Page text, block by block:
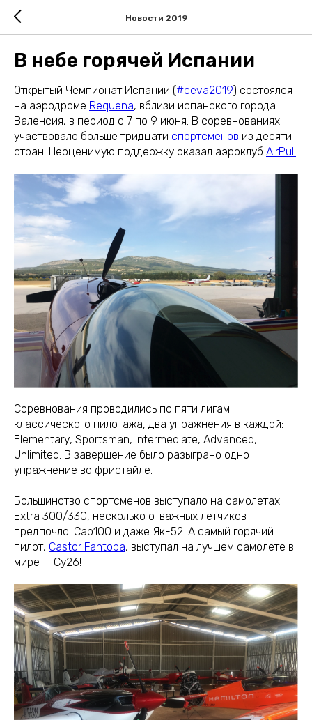
Новости 2019
В небе горячей Испании
Открытый Чемпионат Испании (#ceva2019) состоялся
на аэродроме Requena, вблизи испанского города
Валенсия, в период с 7 по 9 июня. В соревнованиях
участвовало больше тридцати спортсменов из десяти
стран. Неоценимую поддержку оказал аэроклуб AirPull.
Соревнования проводились по пяти лигам
классического пилотажа, два упражнения в каждой:
Elementary, Sportsman, Intermediate, Advanced,
Unlimited. В завершение было разыграно одно
упражнение во фристайле.
Большинство спортсменов выступало на самолетах
Extra 300/330, несколько отважных летчиков
предпочло: Cap100 и даже Як-52. А самый горячий
пилот, Castor Fantoba, выступал на лучшем самолете в
мире — Су26!